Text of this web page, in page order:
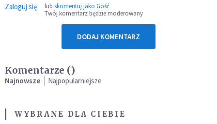
Zaloguj się lub skomentuj jako Gość
Twój komentarz będzie moderowany
DODAJ KOMENTARZ
Komentarze ()
Najnowsze Najpopularniejsze
WYBRANE DLA CIEBIE